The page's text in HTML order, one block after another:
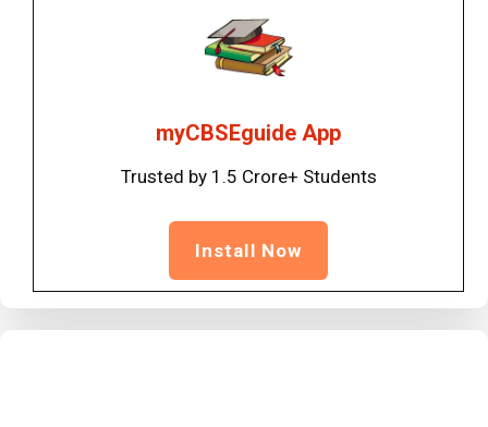
myCBSEguide App
Trusted by 1.5 Crore+ Students
Install Now